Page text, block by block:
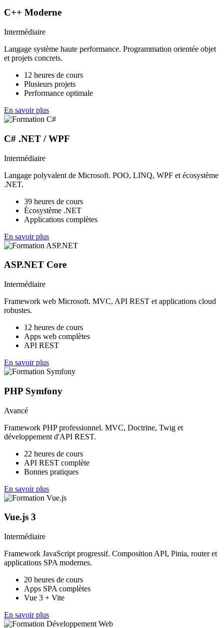
C++ Moderne
Intermédiaire
Langage système haute performance. Programmation orientée objet
et projets concrets.
12 heures de cours
Plusieurs projets
Performance optimale
En savoir plus
C# .NET / WPF
Intermédiaire
Langage polyvalent de Microsoft. POO, LINQ, WPF et écosystème
.NET.
39 heures de cours
Écosystème .NET
Applications complètes
En savoir plus
ASP.NET Core
Intermédiaire
Framework web Microsoft. MVC, API REST et applications cloud
robustes.
12 heures de cours
Apps web complètes
API REST
En savoir plus
PHP Symfony
Avancé
Framework PHP professionnel. MVC, Doctrine, Twig et
développement d'API REST.
22 heures de cours
API REST complète
Bonnes pratiques
En savoir plus
Vue.js 3
Intermédiaire
Framework JavaScript progressif. Composition API, Pinia, router et
applications SPA modernes.
20 heures de cours
Apps SPA complètes
Vue 3 + Vite
En savoir plus